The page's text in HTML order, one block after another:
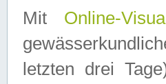
Mit Online-
letzten drei